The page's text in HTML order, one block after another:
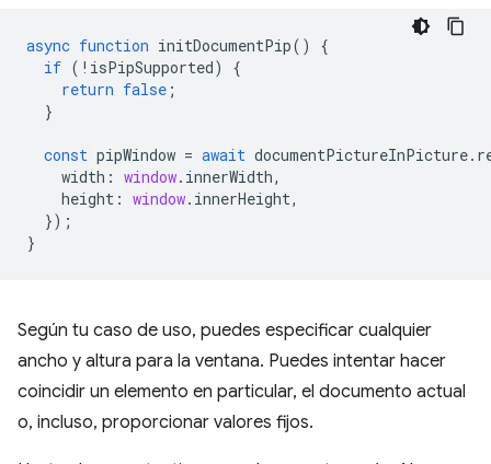
async function initDocumentPip()
{
if ( ! isPipSupported)
{
return false ;
}
const pipWindow = await documentPictureInPicture.
width : window. innerWidth,
height : window. innerHeight,
});
}
Según tu caso de uso, puedes especificar cualquier
ancho y altura para la ventana. Puedes intentar hacer
coincidir un elemento en particular, el documento actual
o, incluso, proporcionar valores fijos.